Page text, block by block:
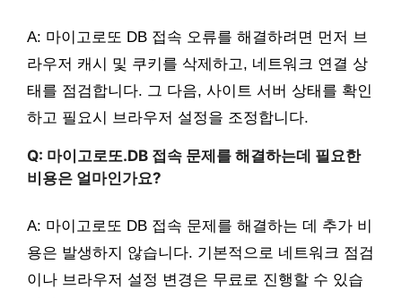
A: 마이고로또 DB 접속 오류를 해결하려면 먼저 브
라우저 캐시 및 쿠키를 삭제하고, 네트워크 연결 상
태를 점검합니다. 그 다음, 사이트 서버 상태를 확인
하고 필요시 브라우저 설정을 조정합니다.
Q: 마이고로또.DB 접속 문제를 해결하는데 필요한
비용은 얼마인가요?
A: 마이고로또 DB 접속 문제를 해결하는 데 추가 비
용은 발생하지 않습니다. 기본적으로 네트워크 점검
이나 브라우저 설정 변경은 무료로 진행할 수 있습